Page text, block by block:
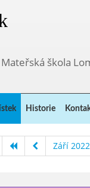
škola
Historie
Září 2022